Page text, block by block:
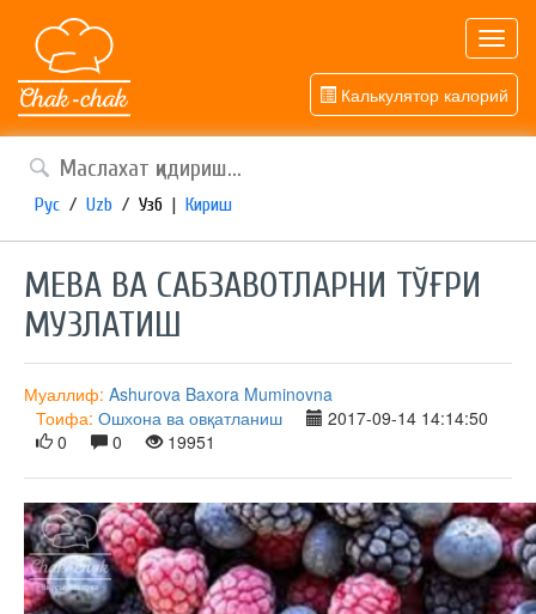
Калькулятор калорий
Рус / Uzb / Узб | Кириш
МЕВА ВА САБЗАВОТЛАРНИ ТЎҒРИ
МУЗЛАТИШ
Муаллиф: Ashurova Baxora Muminovna
Тоифа: Ошхона ва овқатланиш
2017-09-14 14:14:50
0
0 19951